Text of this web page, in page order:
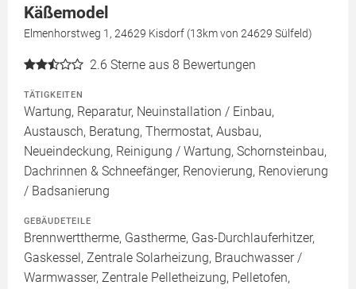
Käßemodel
Elmenhorstweg 1, 24629 Kisdorf (13km von 24629 Sülfeld)
2.6 Sterne aus 8 Bewertungen
TÄTIGKEITEN
Wartung, Reparatur, Neuinstallation / Einbau,
Austausch, Beratung, Thermostat, Ausbau,
Neueindeckung, Reinigung / Wartung, Schornsteinbau,
Dachrinnen & Schneefänger, Renovierung, Renovierung
/ Badsanierung
GEBÄUDETEILE
Brennwerttherme, Gastherme, Gas-Durchlauferhitzer,
Gaskessel, Zentrale Solarheizung, Brauchwasser /
Warmwasser, Zentrale Pelletheizung, Pelletofen,